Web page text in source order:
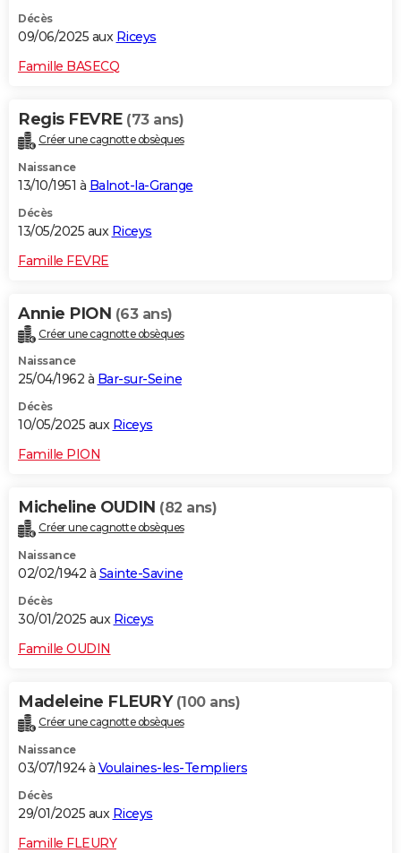
Décès
09/06/2025 aux Riceys
Famille BASECQ
Regis FEVRE (73 ans)
Créer une cagnotte obsèques
Naissance
13/10/1951 à Balnot-la-Grange
Décès
13/05/2025 aux Riceys
Famille FEVRE
Annie PION (63 ans)
Créer une cagnotte obsèques
Naissance
25/04/1962 à Bar-sur-Seine
Décès
10/05/2025 aux Riceys
Famille PION
Micheline OUDIN (82 ans)
Créer une cagnotte obsèques
Naissance
02/02/1942 à Sainte-Savine
Décès
30/01/2025 aux Riceys
Famille OUDIN
Madeleine FLEURY (100 ans)
Créer une cagnotte obsèques
Naissance
03/07/1924 à Voulaines-les-Templiers
Décès
29/01/2025 aux Riceys
Famille FLEURY